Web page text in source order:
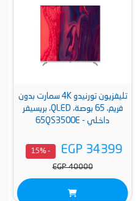
تليفزيون تورنيدو 4K سمارت بدون
فريم، 65 بوصة، QLED، بريسيفر
داخلي - 65QS3500E
EGP 34399
- 15%
EGP 40000